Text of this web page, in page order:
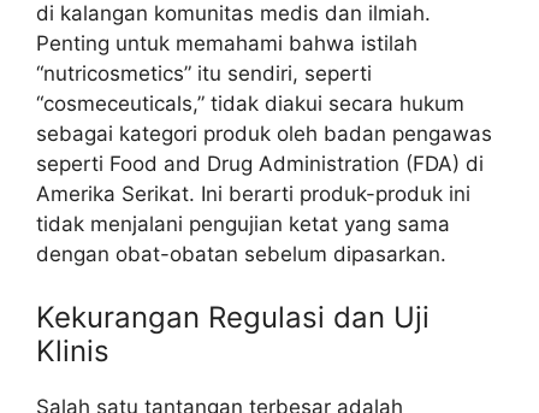
di kalangan komunitas medis dan ilmiah.
Penting untuk memahami bahwa istilah
“nutricosmetics” itu sendiri, seperti
“cosmeceuticals,” tidak diakui secara hukum
sebagai kategori produk oleh badan pengawas
seperti Food and Drug Administration (FDA) di
Amerika Serikat. Ini berarti produk-produk ini
tidak menjalani pengujian ketat yang sama
dengan obat-obatan sebelum dipasarkan.
Kekurangan Regulasi dan Uji
Klinis
Salah satu tantangan terbesar adalah